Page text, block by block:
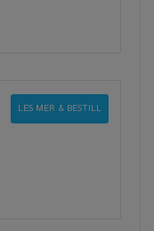
LES MER & BESTILL